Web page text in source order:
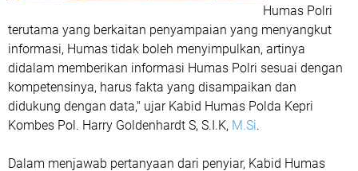
Humas Polri
terutama yang berkaitan penyampaian yang menyangkut
informasi, Humas tidak boleh menyimpulkan, artinya
didalam memberikan informasi Humas Polri sesuai dengan
kompetensinya, harus fakta yang disampaikan dan
didukung dengan data," ujar Kabid Humas Polda Kepri
Kombes Pol. Harry Goldenhardt S, S.I.K, M.Si.
Dalam menjawab pertanyaan dari penyiar, Kabid Humas